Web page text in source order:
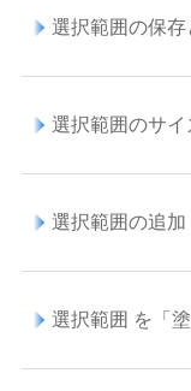
選択範囲の保存
選択範囲のサ
選択範囲の追
選択範囲 を「